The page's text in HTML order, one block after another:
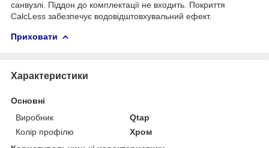
санвузлі. Піддон до комплектації не входить. Покриття
CalcLess забезпечує водовідштовхувальний ефект.
Приховати
Характеристики
Основні
Виробник
Qtap
Колір профілю
Хром